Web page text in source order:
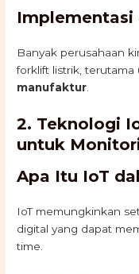
Implementasi
Banyak perusahaan
forklift listrik, terutama
manufaktur
2. Teknologi
untuk
Apa Itu IoT
IoT memungkinkan
digital yang dapat
time.